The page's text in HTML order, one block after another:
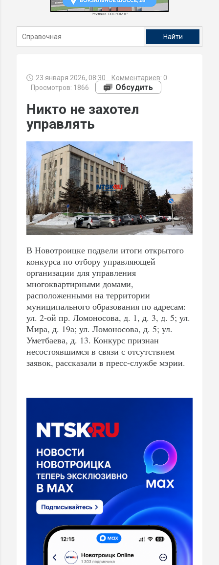
Реклама. ООО "ОМК"
23 января 2026, 08:30 Комментариев: 0
Просмотров: 1866
Обсудить
Никто не захотел
управлять
В Новотроицке подвели итоги открытого
конкурса по отбору управляющей
организации для управления
многоквартирными домами,
расположенными на территории
муниципального образования по адресам:
ул. 2-ой пр. Ломоносова, д. 1, д. 3, д. 5; ул.
Мира, д. 19а; ул. Ломоносова, д. 5; ул.
Уметбаева, д. 13. Конкурс признан
несостоявшимся в связи с отсутствием
заявок, рассказали в пресс-службе мэрии.